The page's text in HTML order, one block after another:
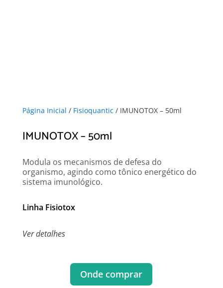
Página Inicial / Fisioquantic / IMUNOTOX – 50ml
IMUNOTOX – 50ml
Modula os mecanismos de defesa do
organismo, agindo como tônico energético do
sistema imunológico.
Linha Fisiotox
Ver detalhes
Onde comprar